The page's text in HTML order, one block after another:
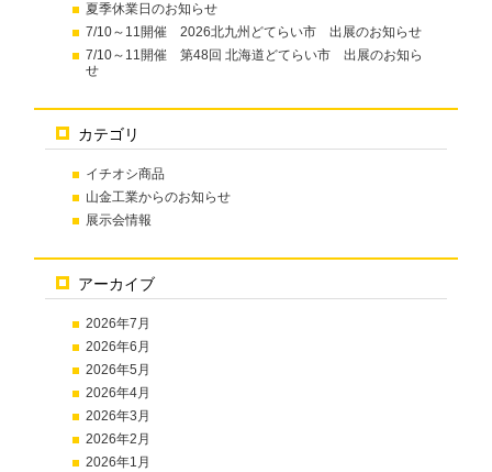
夏季休業日のお知らせ
7/10～11開催 2026北九州どてらい市 出展のお知らせ
7/10～11開催 第48回 北海道どてらい市 出展のお知ら
せ
カテゴリ
イチオシ商品
山金工業からのお知らせ
展示会情報
アーカイブ
2026年7月
2026年6月
2026年5月
2026年4月
2026年3月
2026年2月
2026年1月